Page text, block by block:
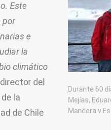
Durante 60
Mejías,
Mandera y
Este
por
e
la
climático
director del
la
de Chile